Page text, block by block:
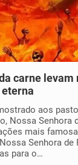
carne levam
aos
Nossa Senhora
mais
Senhora de
para o…